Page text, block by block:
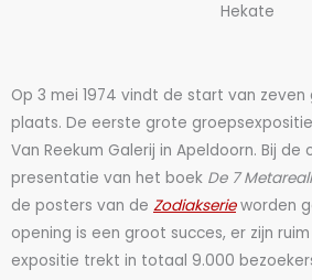
Hekate
Op 3 mei 1974 vindt de start van
plaats. De eerste grote
Van Reekum Galerij in Apeldoorn. Bij
presentatie van het boek De 7
de posters van de Zodiakserieworden
opening is een groot succes, er zijn
expositie trekt in totaal 9.000